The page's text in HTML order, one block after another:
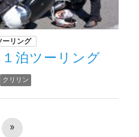
ーリング
泊ツーリング
クリリン
»